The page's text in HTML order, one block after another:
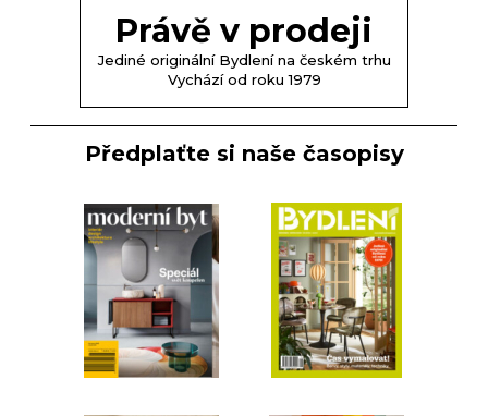
Právě v prodeji
Jediné originální Bydlení na českém trhu
Vychází od roku 1979
Předplaťte si naše časopisy